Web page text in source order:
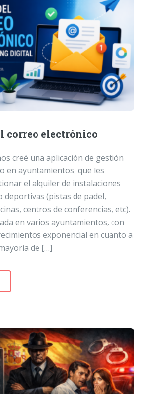
correo electrónico
creé una aplicación de gestión
en ayuntamientos, que les
el alquiler de instalaciones
deportivas (pistas de padel,
centros de conferencias, etc).
en varios ayuntamientos, con
exponencial en cuanto a
de […]